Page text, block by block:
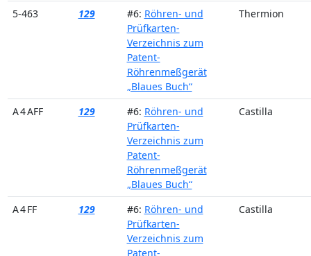
5-463 129 #6: Röhren- und
Prüfkarten-
Verzeichnis zum
Patent-
Röhrenmeßgerät
„Blaues Buch“
Thermion
A 4 AFF 129 #6: Röhren- und
Prüfkarten-
Verzeichnis zum
Patent-
Röhrenmeßgerät
„Blaues Buch“
Castilla
A 4 FF 129 #6: Röhren- und
Prüfkarten-
Verzeichnis zum
Patent-
Castilla